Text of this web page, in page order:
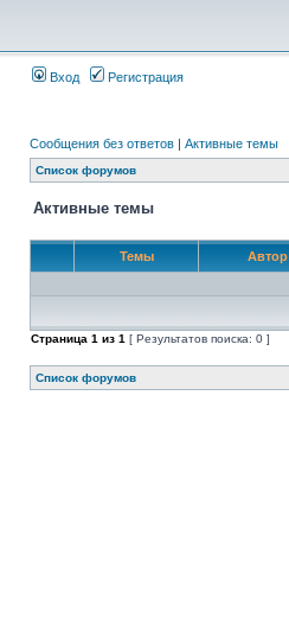
Вход Регистрация
Сообщения без ответов | Активные темы
Список форумов
Активные темы
Темы Автор
Страница 1 из 1 [ Результатов поиска: 0 ]
Список форумов